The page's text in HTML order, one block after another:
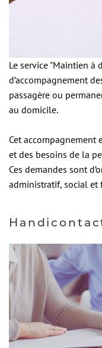
Le service "Maintien à
d’accompagnement
passagère ou
au domicile.
Cet accompagnement
et des besoins de la
Ces demandes sont
administratif, social et
m
a
g